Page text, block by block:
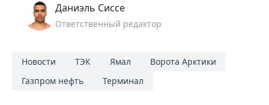
Даниэль Сиссе
Ответственный редактор
Новости ТЭК Ямал
Ворота Арктики
Газпром нефть
Терминал